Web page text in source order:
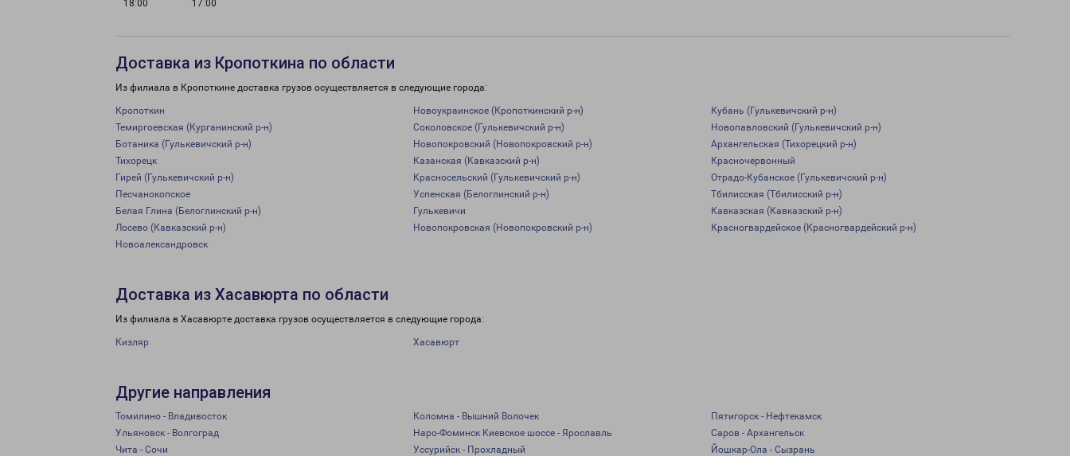
18:00 17:00
Доставка из Кропоткина по области
Из филиала в Кропоткине доставка грузов осуществляется в следующие города:
Кропоткин Новоукраинское (Кропоткинский р-н)
Кубань (Гулькевичский р-н)
Темиргоевская (Курганинский р-н)
Соколовское (Гулькевичский р-н)
Новопавловский (Гулькевичский р-н)
Ботаника (Гулькевичский р-н)
Новопокровский (Новопокровский р-н)
Архангельская (Тихорецкий р-н)
Тихорецк
Казанская (Кавказский р-н)
Красночервонный
Гирей (Гулькевичский р-н)
Красносельский (Гулькевичский р-н)
Отрадо-Кубанское (Гулькевичский р-н)
Песчанокопское
Успенская (Белоглинский р-н)
Тбилисская (Тбилисский р-н)
Белая Глина (Белоглинский р-н)
Гулькевичи
Кавказская (Кавказский р-н)
Лосево (Кавказский р-н)
Новопокровская (Новопокровский р-н)
Красногвардейское (Красногвардейский р-н)
Новоалександровск
Доставка из Хасавюрта по области
Из филиала в Хасавюрте доставка грузов осуществляется в следующие города:
Кизляр Хасавюрт
Другие направления
Томилино - Владивосток Коломна - Вышний Волочек
Пятигорск - Нефтекамск
Ульяновск - Волгоград
Наро-Фоминск Киевское шоссе - Ярославль
Саров - Архангельск
Чита - Сочи
Уссурийск - Прохладный
Йошкар-Ола - Сызрань